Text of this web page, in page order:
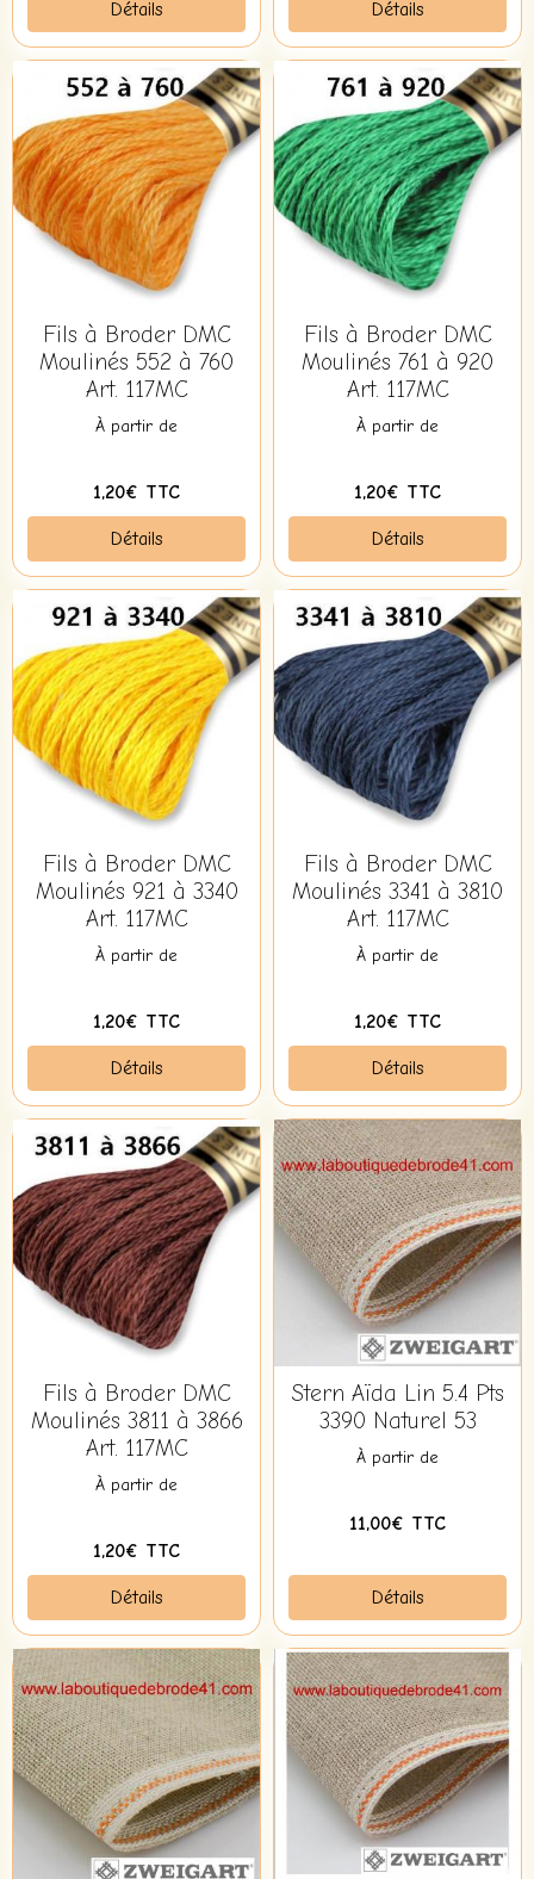
Détails Détails
Fils à Broder DMC
Moulinés 552 à 760
Art. 117MC
À partir de
1,20€ TTC
Détails
Fils à Broder DMC
Moulinés 761 à 920
Art. 117MC
À partir de
1,20€ TTC
Détails
Fils à Broder DMC
Moulinés 921 à 3340
Art. 117MC
À partir de
1,20€ TTC
Détails
Fils à Broder DMC
Moulinés 3341 à 3810
Art. 117MC
À partir de
1,20€ TTC
Détails
Fils à Broder DMC
Moulinés 3811 à 3866
Art. 117MC
À partir de
1,20€ TTC
Détails
Stern Aïda Lin 5.4 Pts
3390 Naturel 53
À partir de
11,00€ TTC
Détails